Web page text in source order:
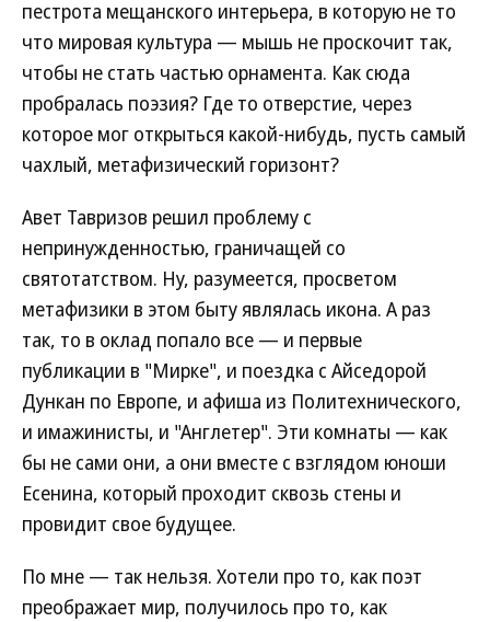
пестрота мещанского интерьера, в которую не то
что мировая культура — мышь не проскочит так,
чтобы не стать частью орнамента. Как сюда
пробралась поэзия? Где то отверстие, через
которое мог открыться какой-нибудь, пусть самый
чахлый, метафизический горизонт?
Авет Тавризов решил проблему с
непринужденностью, граничащей со
святотатством. Ну, разумеется, просветом
метафизики в этом быту являлась икона. А раз
так, то в оклад попало все — и первые
публикации в "Мирке", и поездка с Айседорой
Дункан по Европе, и афиша из Политехнического,
и имажинисты, и "Англетер". Эти комнаты — как
бы не сами они, а они вместе с взглядом юноши
Есенина, который проходит сквозь стены и
провидит свое будущее.
По мне — так нельзя. Хотели про то, как поэт
преображает мир, получилось про то, как